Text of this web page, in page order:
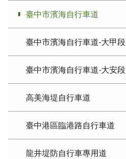
臺中市濱海自行車道
臺中市濱海自行車道-大甲段
臺中市濱海自行車道-大安段
高美海堤自行車道
臺中港區臨港路自行車道
龍井堤防自行車專用道